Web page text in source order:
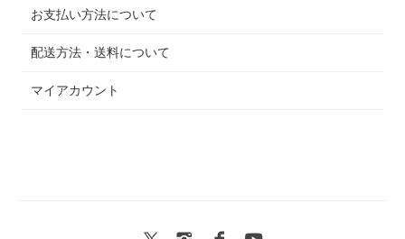
お支払い方法について
配送方法・送料について
マイアカウント